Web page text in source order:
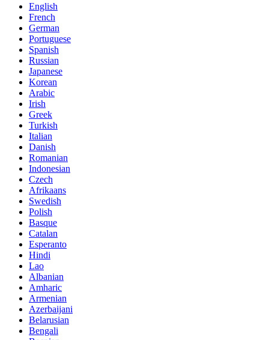
English
French
German
Portuguese
Spanish
Russian
Japanese
Korean
Arabic
Irish
Greek
Turkish
Italian
Danish
Romanian
Indonesian
Czech
Afrikaans
Swedish
Polish
Basque
Catalan
Esperanto
Hindi
Lao
Albanian
Amharic
Armenian
Azerbaijani
Belarusian
Bengali